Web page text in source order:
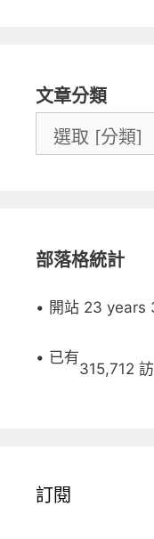
文章分類
部落格統計
• 開站 23
• 已有
315,712
訂閱